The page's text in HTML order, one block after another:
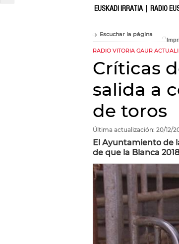
EUSKADI IRRATIA RADIO
Escuchar la página
RADIO VITORIA GAUR
Críticas
salida a
de toros
Última actualización: 20/12/
El Ayuntamiento de
de que la Blanca